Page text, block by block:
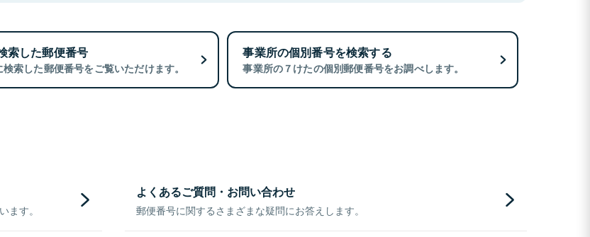
索した郵便番号
索した郵便番号をご覧いただけます。
事業所の個別番号を検索する
事業所の７けたの個別郵便番号をお調べします。
ます。
よくあるご質問・お問い合わせ
郵便番号に関するさまざまな疑問にお答えします。